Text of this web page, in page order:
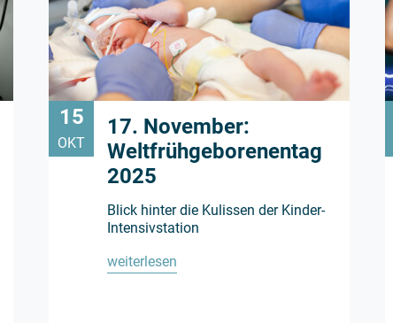
15
OKT
17. November:
Weltfrühgeborenentag
2025
Blick hinter die Kulissen der Kinder-
Intensivstation
weiterlesen